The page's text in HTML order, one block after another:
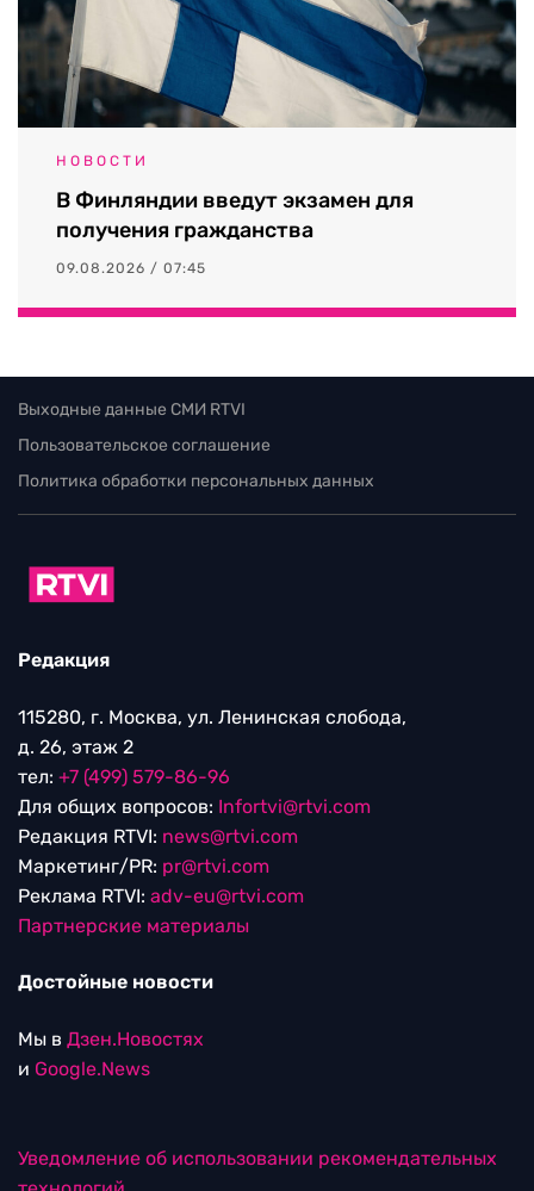
НОВОСТИ
В Финляндии введут экзамен для
получения гражданства
09.08.2026 / 07:45
Выходные данные СМИ RTVI
Пользовательское соглашение
Политика обработки персональных данных
Редакция
115280, г. Москва, ул. Ленинская слобода,
д. 26, этаж 2
тел: +7 (499) 579-86-96
Для общих вопросов: Infortvi@rtvi.com
Редакция RTVI: news@rtvi.com
Маркетинг/PR: pr@rtvi.com
Реклама RTVI: adv-eu@rtvi.com
Партнерские материалы
Достойные новости
Мы в Дзен.Новостях
и Google.News
Уведомление об использовании рекомендательных